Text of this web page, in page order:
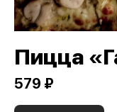
Пицца
579 ₽